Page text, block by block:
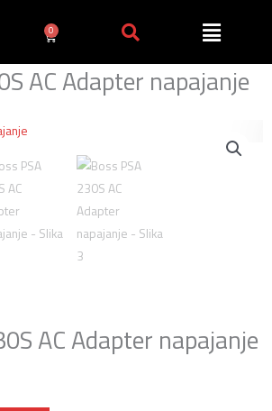
0
Cart
AC Adapter napajanje
AC Adapter napajanje